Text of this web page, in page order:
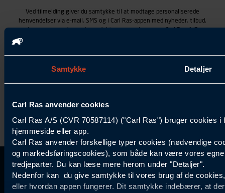
Samtykke Detaljer
Carl Ras anvender cookies
Carl Ras A/S (CVR 70587114) ("Carl Ras") bruger cookies
hjemmeside eller app.
Carl Ras anvender forskellige typer cookies (nødvendige
og markedsføringscookies), som både kan være vores
tredjeparter. Du kan læse mere herom under "Detaljer".
Nedenfor kan du give samtykke til vores brug af de
eller hvordan appen fungerer. Dit samtykke indebærer, at
Ved tilmelding giver du samtykke til at modtage personaliserede
henvendelser via e-mail, SMS og i Carl Ras-appen med nyheder, tilbud,
(besøgs- og søgehistorik), samt dine tidligere køb (købshistorik).
Samtykket betyder også, at Carl Ras A/S som dataansvarlig kan
behandle ovennævnte personoplysninger. Du kan trække dit
samtykke tilbage ved at trykke "Afmeld" i bunden af hver
vores persondatapolitik
Kontakt Kundeservice
44 85 55
Information
Carl Ras Gruppen
Om os
Kundefordele
Bliv kontokunde
Services
Inspiration
Specialisten
Produktløsninger